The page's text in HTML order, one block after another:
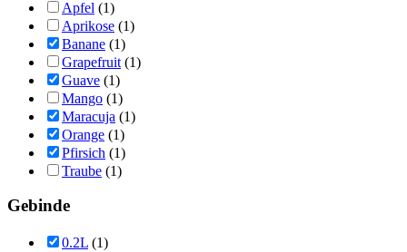
Apfel (1)
Aprikose (1)
Banane (1)
Grapefruit (1)
Guave (1)
Mango (1)
Maracuja (1)
Orange (1)
Pfirsich (1)
Traube (1)
Gebinde
0.2L (1)